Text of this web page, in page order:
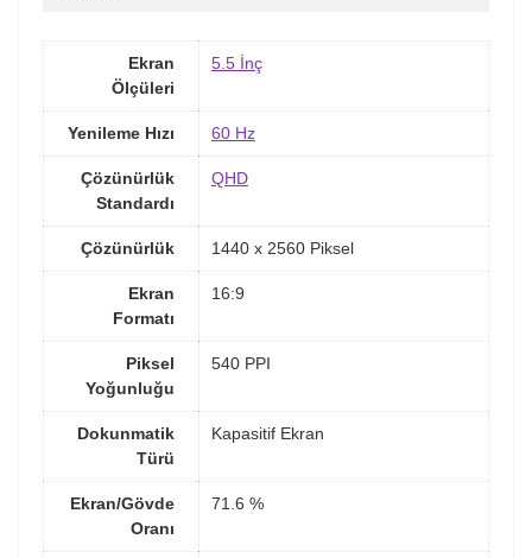
Ekran
Ölçüleri
5.5 İnç
Yenileme Hızı 60 Hz
Çözünürlük
Standardı
QHD
Çözünürlük 1440 x 2560 Piksel
Ekran
Formatı
16:9
Piksel
Yoğunluğu
540 PPI
Dokunmatik
Türü
Kapasitif Ekran
Ekran/Gövde
Oranı
71.6 %